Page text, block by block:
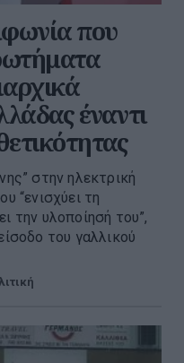
που
έναντι
στην ηλεκτρική
“ενισχύει τη
την υλοποίησή του”,
του γαλλικού